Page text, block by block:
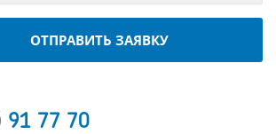
ОТПРАВИТЬ ЗАЯВКУ
91 77 70